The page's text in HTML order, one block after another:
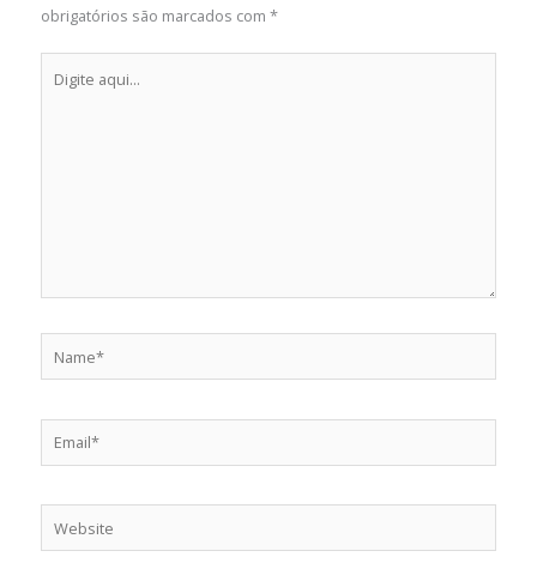
obrigatórios são marcados com*
aqui...